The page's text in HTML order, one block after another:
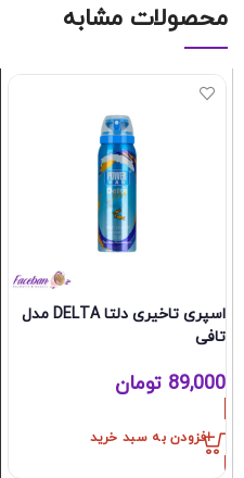
محصولات مشابه
اسپری تاخیری دلتا DELTA مدل
تافی
89,000 تومان
افزودن به سبد خرید